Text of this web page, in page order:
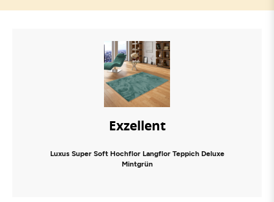
Exzellent
Luxus Super Soft Hochflor Langflor Teppich Deluxe
Mintgrün